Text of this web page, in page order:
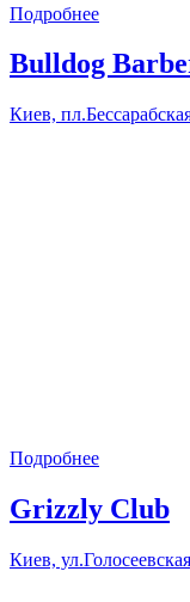
Подробнее
Bulldog
Киев,
Подробнее
Grizzly Club
Киев,